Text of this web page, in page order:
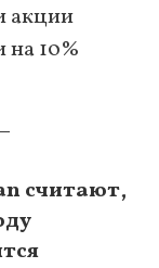
акции
10%
считают,